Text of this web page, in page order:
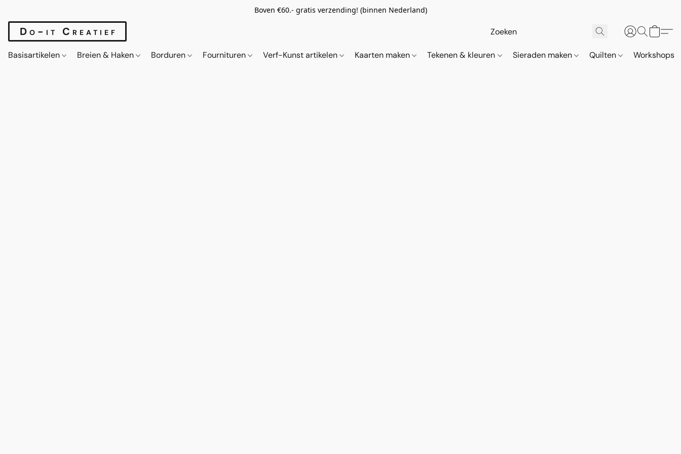
Boven €60.- gratis verzending! (binnen Nederland)
Do-it Creatief
Basisartikelen Breien & Haken Borduren Fournituren Verf-Kunst artikelen Kaarten maken Tekenen & kleuren Sieraden maken Quilten Workshops